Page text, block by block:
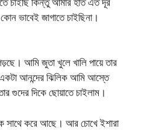
ভাবেই জাগাতে চাইছিনা।
আমি জুতা খুলে খালি পায়ে তার
একটা আনন্দের ঝিলিক আমি আস্তে
গুদের দিকে ছোয়াতে চাইলাম।
সাথে করে আছে। আর চোখে ইশারা